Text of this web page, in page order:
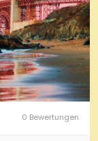
0 Bewertungen